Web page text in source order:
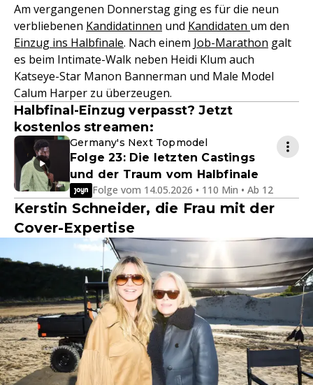
Am vergangenen Donnerstag ging es für die neun
verbliebenen Kandidatinnen und Kandidaten um den
Einzug ins Halbfinale. Nach einem Job-Marathon galt
es beim Intimate-Walk neben Heidi Klum auch
Katseye-Star Manon Bannerman und Male Model
Calum Harper zu überzeugen.
Halbfinal-Einzug verpasst? Jetzt
kostenlos streamen:
Germany's Next Topmodel
Folge 23: Die letzten Castings
und der Traum vom Halbfinale
Folge vom 14.05.2026 • 110 Min • Ab 12
Kerstin Schneider, die Frau mit der
Cover-Expertise